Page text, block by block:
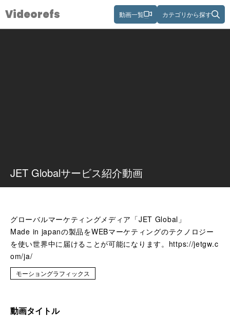
Videorefs 動画一覧 カテゴリから探す
JET Globalサービス紹介動画
グローバルマーケティングメディア「JET Global」
Made in japanの製品をWEBマーケティングのテクノロジー
を使い世界中に届けることが可能になります。https://jetgw.c
om/ja/
モーショングラフィックス
動画タイトル